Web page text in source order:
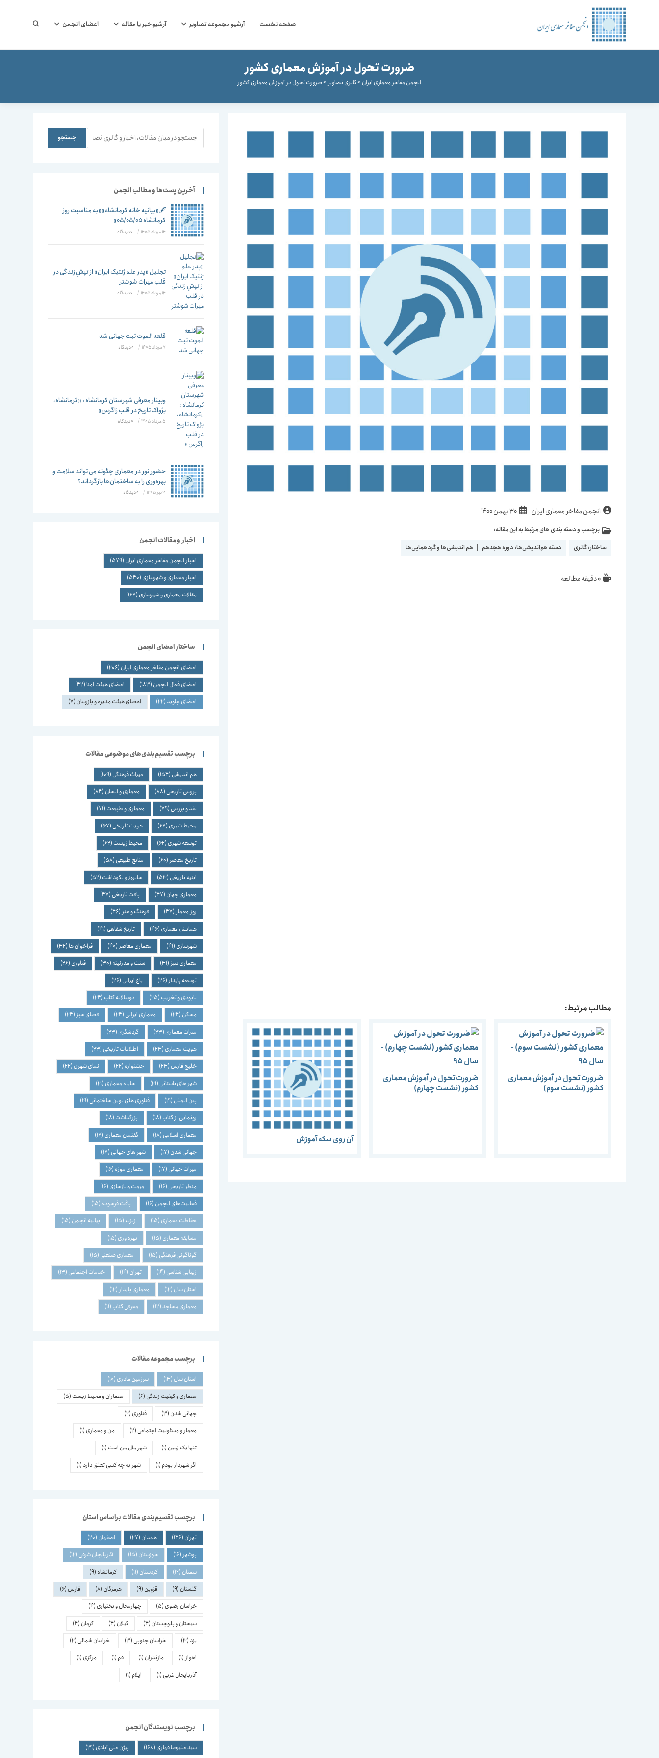
صفحه نخست آرشیو مجموعه تصاویر آرشیو خبر یا مقاله اعضای انجمن جستجوی
ضرورت تحول در آموزش معماری کشور
انجمن مفاخر معماری ایران >گالری تصاویر >ضرورت تحول در آموزش معماری کشور
نویسندهٔانجمن مفاخر معماری ایران نوشته
شده
30 بهمن 1400
دسته‌برچسب و دسته بندی های مرتبط به این مقاله:
ساختار:گالری دسته هم‌اندیشی‌ها: دوره هجدهم هم اندیشی‌ها و گردهمایی‌ها
زمان0 دقیقه مطالعه
مطالب مرتبط:
ضرورت تحول در آموزش معماری
کشور (نشست سوم)
ضرورت تحول در آموزش معماری
کشور (نشست چهارم)
آن روی سکه آموزش
جستجو جستجو
آخرین پست‌ها و مطالب انجمن
🖋️«بیانیه خانه کرمانشاه»«به مناسبت روز
کرمانشاه ۰۵/۰۵/۰۵»
14 مرداد 1405 / ۰ دیدگاه
تجلیل «پدر علم ژنتیک ایران» از تپشِ زندگی در
قلب میراث شوشتر
14 مرداد 1405 / ۰ دیدگاه
قلعه الموت ثبت جهانی شد
7 مرداد 1405 / ۰ دیدگاه
وبینار معرفی شهرستان کرمانشاه : «کرمانشاه،
پژواک تاریخ در قلب زاگرس»
5 مرداد 1405 / ۰ دیدگاه
حضور نور در معماری چگونه می تواند سلامت و
بهره‌وری را به ساختمان‌ها بازگرداند؟
10 تیر 1405 / ۰ دیدگاه
اخبار و مقالات انجمن
اخبار انجمن مفاخر معماری ایران (579)
اخبار معماری و شهرسازی (540)
مقالات معماری و شهرسازی (167)
ساختار اعضای انجمن
اعضای انجمن مفاخر معماری ایران (206)
اعضای فعال انجمن (183) اعضای هیئت امنا(42)
اعضای جاوید(22) اعضای هیئت مدیره و بازرسان (7)
برچسب تقسیم‌بندی‌های موضوعی مقالات
هم اندیشی (154) میراث فرهنگی (109)
بررسی تاریخی (88) معماری و انسان (84)
نقد و بررسی (79) معماری و طبیعت (71)
محیط شهری (67) هویت تاریخی (67)
توسعه شهری (62) محیط زیست (62)
تاریخ معاصر (60) منابع طبیعی (58)
ابنیه تاریخی (53) سالروز و نکوداشت (52)
معماری جهان (47) بافت تاریخی (47)
روز معمار (47) فرهنگ و هنر (46)
همایش معماری (46) تاریخ شفاهی (41)
شهرسازی (41) معماری معاصر (40) فراخوان ها(32)
معماری سبز (31) سنت و مدرنیته (30) فناوری (26)
توسعه پایدار (26) باغ ایرانی (26)
نابودی و تخریب (25) دوسالانه کتاب (24)
مسکن (24) معماری ایرانی (24) فضای سبز (24)
میراث معماری (23) گردشگری (23)
هویت معماری (23) اطلاعات تاریخی (23)
خلیج فارس (23) جشنواره (22) نمای شهری (22)
شهر های باستانی (21) جایزه معماری (21)
بین الملل (21) فناوری های نوین ساختمانی (19)
رونمایی از کتاب (18) بزرگداشت (18)
معماری اسلامی (18) گفتمان معماری (17)
جهانی شدن (17) شهر های جهانی (17)
میراث جهانی (17) معماری موزه (16)
منظر تاریخی (16) مرمت و بازسازی (16)
فعالیت‌های انجمن (16) بافت فرسوده (15)
حفاظت معماری (15) زلزله (15) بیانیه انجمن (15)
مسابقه معماری (15) بهره وری (15)
گوناگونی فرهنگی (15) معماری صنعتی (15)
زیبایی شناسی (14) تهران (14) خدمات اجتماعی (13)
استان سال (12) معماری پایدار (12)
معماری مساجد(12) معرفی کتاب (11)
برچسب مجموعه مقالات
استان سال (13) سرزمین مادری (10)
معماری و کیفیت زندگی (6) معماران و محیط زیست (5)
جهانی شدن (3) فناوری (2)
معمار و مسئولیت اجتماعی (2) من و معماری (1)
تنها یک زمین (1) شهر مال من است (1)
اگر شهردار بودم (1) شهر به چه کسی تعلق دارد(1)
برچسب تقسیم‌بندی مقالات براساس استان
تهران (146) همدان (27) اصفهان (20)
بوشهر (16) خوزستان (15) آذربایجان شرقی (12)
سمنان (12) کردستان (11) کرمانشاه (9)
گلستان (9) قزوین (9) هرمزگان (8) فارس (6)
خراسان رضوی (5) چهارمحال و بختیاری (4)
سیستان و بلوچستان (4) گیلان (4) کرمان (4)
یزد(3) خراسان جنوبی (3) خراسان شمالی (2)
اهواز (1) مازندران (1) قم (1) مرکزی (1)
آذربایجان غربی (1) ایلام (1)
برچسب نویسندگان انجمن
سید علیرضا قهاری (168) بیژن علی آبادی (31)